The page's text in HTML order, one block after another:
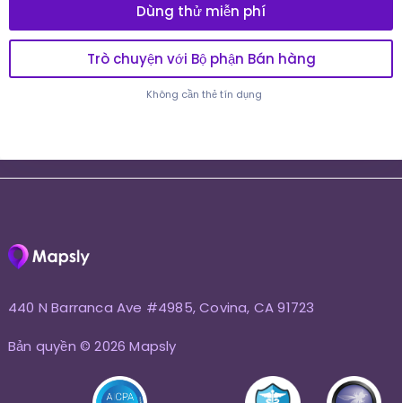
Dùng thử miễn phí
Trò chuyện với Bộ phận Bán hàng
Không cần thẻ tín dụng
440 N Barranca Ave #4985, Covina, CA 91723
Bản quyền © 2026 Mapsly